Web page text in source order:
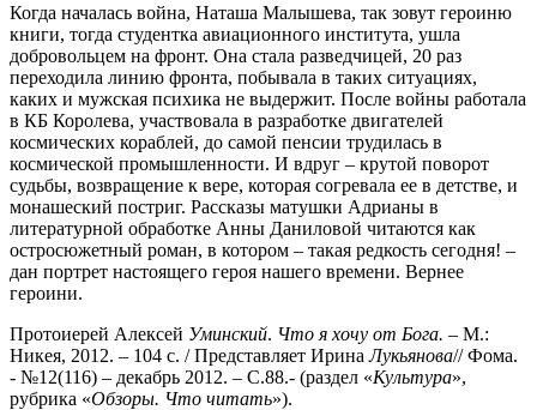
Когда началась война, Наташа Малышева, так зовут героиню
книги, тогда студентка авиационного института, ушла
добровольцем на фронт. Она стала разведчицей, 20 раз
переходила линию фронта, побывала в таких ситуациях,
каких и мужская психика не выдержит. После войны работала
в КБ Королева, участвовала в разработке двигателей
космических кораблей, до самой пенсии трудилась в
космической промышленности. И вдруг – крутой поворот
судьбы, возвращение к вере, которая согревала ее в детстве, и
монашеский постриг. Рассказы матушки Адрианы в
литературной обработке Анны Даниловой читаются как
остросюжетный роман, в котором – такая редкость сегодня! –
дан портрет настоящего героя нашего времени. Вернее
героини.
Протоиерей Алексей Уминский. Что я хочу от Бога. – М.:
Никея, 2012. – 104 с. / Представляет ИринаЛукьянова// Фома.
- №12(116) – декабрь 2012. – С.88.- (раздел «Культура»,
рубрика «Обзоры. Что читать»).